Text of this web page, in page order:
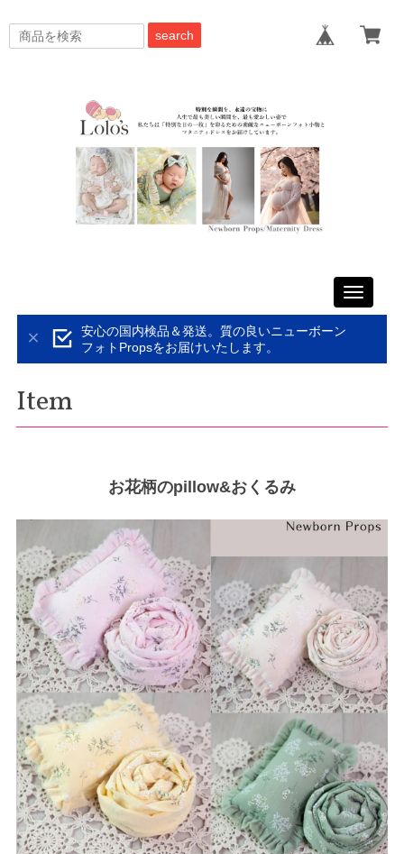
search
Toggle
安心の国内検品＆発送。質の良いニューボーン
フォトPropsをお届けいたします。
Item
お花柄のpillow&おくるみ